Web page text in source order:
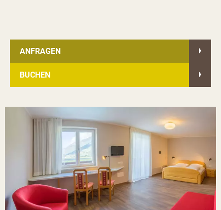
ANFRAGEN
BUCHEN